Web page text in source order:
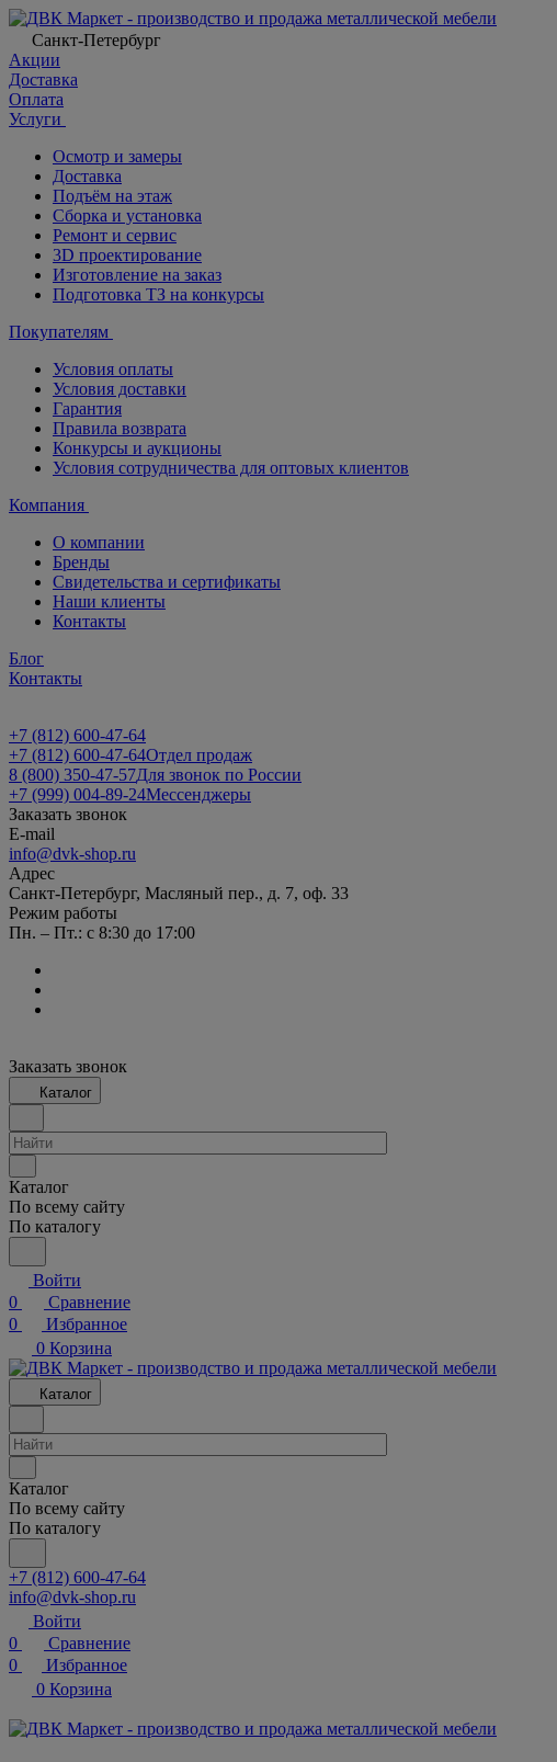
Санкт-Петербург
Акции
Доставка
Оплата
Услуги
Осмотр и замеры
Доставка
Подъём на этаж
Сборка и установка
Ремонт и сервис
3D проектирование
Изготовление на заказ
Подготовка ТЗ на конкурсы
Покупателям
Условия оплаты
Условия доставки
Гарантия
Правила возврата
Конкурсы и аукционы
Условия сотрудничества для оптовых клиентов
Компания
О компании
Бренды
Свидетельства и сертификаты
Наши клиенты
Контакты
Блог
Контакты
+7 (812) 600-47-64
+7 (812) 600-47-64Отдел продаж
8 (800) 350-47-57Для звонок по России
+7 (999) 004-89-24Мессенджеры
Заказать звонок
E-mail
info@dvk-shop.ru
Адрес
Санкт-Петербург, Масляный пер., д. 7, оф. 33
Режим работы
Пн. – Пт.: с 8:30 до 17:00
Заказать звонок
Каталог
Каталог
По всему сайту
По каталогу
Войти
0
Сравнение
0
Избранное
0 Корзина
Каталог
Каталог
По всему сайту
По каталогу
+7 (812) 600-47-64
info@dvk-shop.ru
Войти
0
Сравнение
0
Избранное
0 Корзина